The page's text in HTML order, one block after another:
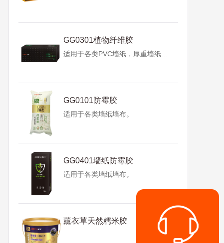
GG0301植物纤维胶
适用于各类PVC墙纸，厚重墙纸...
GG0101防霉胶
适用于各类墙纸墙布。
GG0401墙纸防霉胶
适用于各类墙纸墙布。
薰衣草天然糯米胶